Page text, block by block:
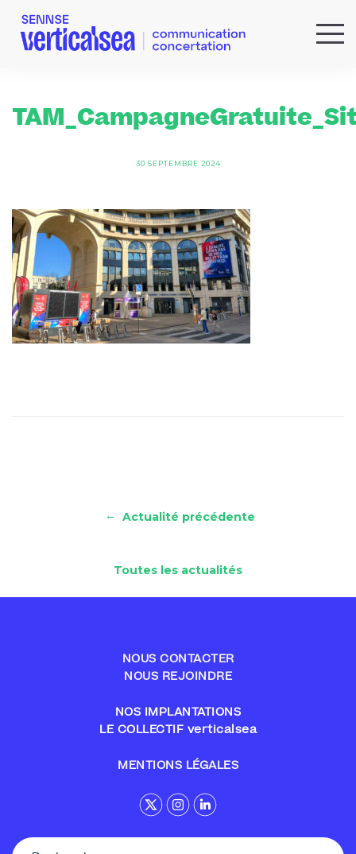
RÉFÉRENCES
30 SEPTEMBRE 2024
← Actualité précédente
Toutes les actualités
NOUS CONTACTER
NOUS REJOINDRE
NOS IMPLANTATIONS
LE COLLECTIF verticalsea
MENTIONS LÉGALES